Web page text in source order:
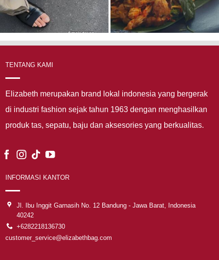
TENTANG KAMI
Elizabeth merupakan brand lokal indonesia yang bergerak
di industri fashion sejak tahun 1963 dengan menghasilkan
produk tas, sepatu, baju dan aksesories yang berkualitas.
INFORMASI KANTOR
Jl. Ibu Inggit Garnasih No. 12 Bandung - Jawa Barat, Indonesia
40242
+6282218136730
customer_service@elizabethbag.com